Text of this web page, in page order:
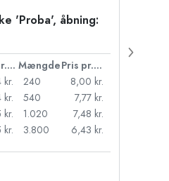
'Proba', åbning:
Pris pr. stk. Mængde
Pris pr. stk.
kr.
kr.
kr.
kr.
240
8,00 kr.
540
7,77 kr.
1.020
7,48 kr.
3.800
6,43 kr.